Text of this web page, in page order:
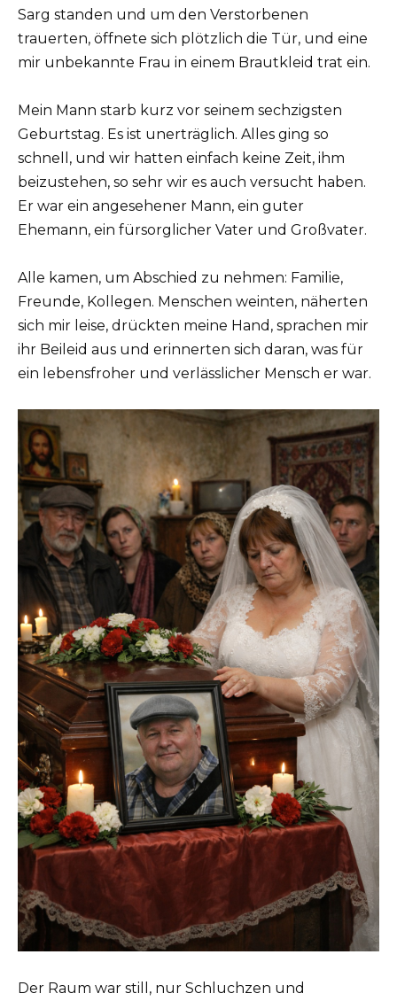
Sarg standen und um den Verstorbenen
trauerten, öffnete sich plötzlich die Tür, und eine
mir unbekannte Frau in einem Brautkleid trat ein.
Mein Mann starb kurz vor seinem sechzigsten
Geburtstag. Es ist unerträglich. Alles ging so
schnell, und wir hatten einfach keine Zeit, ihm
beizustehen, so sehr wir es auch versucht haben.
Er war ein angesehener Mann, ein guter
Ehemann, ein fürsorglicher Vater und Großvater.
Alle kamen, um Abschied zu nehmen: Familie,
Freunde, Kollegen. Menschen weinten, näherten
sich mir leise, drückten meine Hand, sprachen mir
ihr Beileid aus und erinnerten sich daran, was für
ein lebensfroher und verlässlicher Mensch er war.
Der Raum war still, nur Schluchzen und